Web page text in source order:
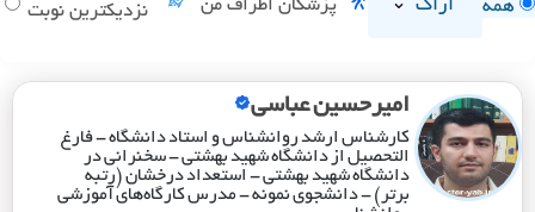
همه اراک پزشکان اطراف من نزدیکترین نوبت
امیرحسین عباسی
کارشناس ارشد روانشناس و استاد دانشگاه - فارغ
التحصیل از دانشگاه شهید بهشتی - سخنرانی در
دانشگاه شهید بهشتی - استعداد درخشان (رتبه
برتر) - دانشجوی نمونه - مدرس کارگاه‌های آموزشی